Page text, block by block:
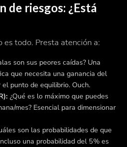
de riesgos: ¿Está
todo. Presta atención a:
son sus peores caídas? Una
que necesita una ganancia del
punto de equilibrio. Ouch.
¿Qué es lo máximo que puedes
mes? Esencial para dimensionar
son las probabilidades de que
una probabilidad del 5% es